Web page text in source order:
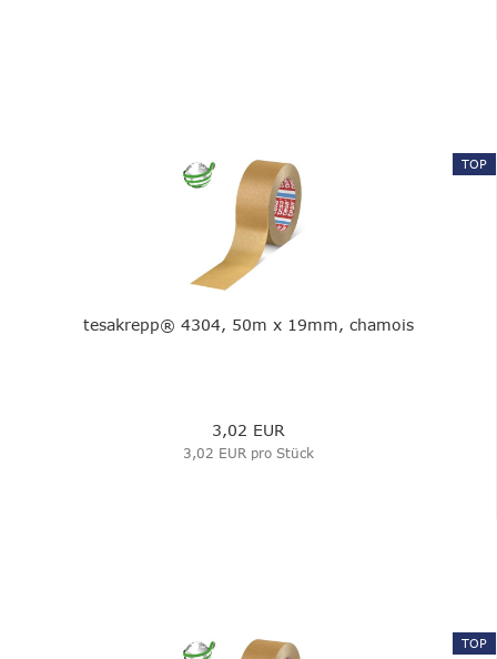
TOP
tesakrepp® 4304, 50m x 19mm, chamois
3,02 EUR
3,02 EUR pro Stück
TOP